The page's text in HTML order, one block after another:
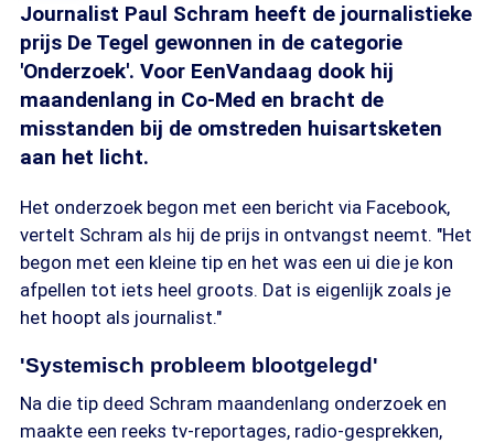
Journalist Paul Schram heeft de journalistieke
prijs De Tegel gewonnen in de categorie
'Onderzoek'. Voor EenVandaag dook hij
maandenlang in Co-Med en bracht de
misstanden bij de omstreden huisartsketen
aan het licht.
Het onderzoek begon met een bericht via Facebook,
vertelt Schram als hij de prijs in ontvangst neemt. "Het
begon met een kleine tip en het was een ui die je kon
afpellen tot iets heel groots. Dat is eigenlijk zoals je
het hoopt als journalist."
'Systemisch probleem blootgelegd'
Na die tip deed Schram maandenlang onderzoek en
maakte een reeks tv-reportages, radio-gesprekken,